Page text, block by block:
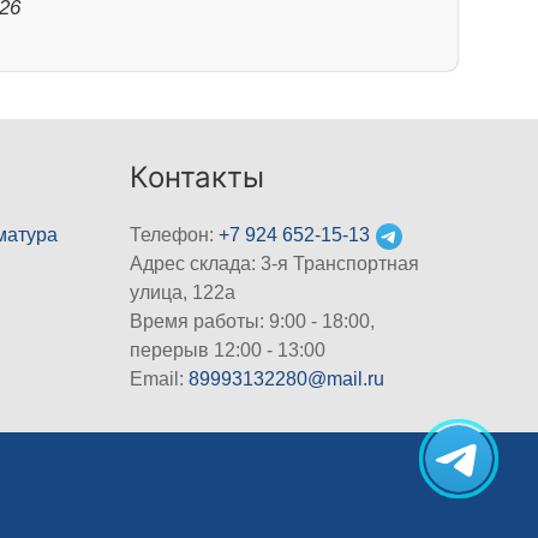
Контакты
Телефон:+7 924 652-15-13
Адрес склада: 3-я Транспортная
улица, 122а
Время работы: 9:00 - 18:00,
перерыв 12:00 - 13:00
Email:89993132280@mail.ru